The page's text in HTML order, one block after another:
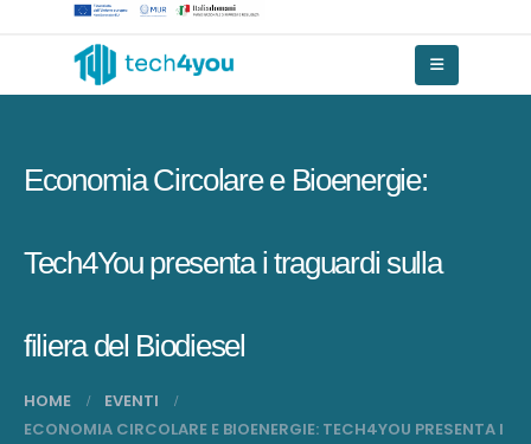
Economia Circolare e Bioenergie:
Tech4You presenta i traguardi sulla
filiera del Biodiesel
HOME
EVENTI
ECONOMIA CIRCOLARE E BIOENERGIE: TECH4YOU PRESENTA I